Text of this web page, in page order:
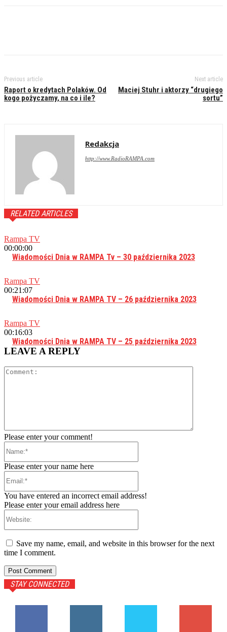
Previous article
Raport o kredytach Polaków. Od
kogo pożyczamy, na co i ile?
Next article
Maciej Stuhr i aktorzy “drugiego
sortu”
Redakcja
http://www.RadioRAMPA.com
RELATED ARTICLES
Rampa TV
00:00:00
Wiadomości Dnia w RAMPA Tv – 30 października 2023
Rampa TV
00:21:07
Wiadomości Dnia w RAMPA TV – 26 października 2023
Rampa TV
00:16:03
Wiadomości Dnia w RAMPA TV – 25 października 2023
LEAVE A REPLY
Please enter your comment!
Please enter your name here
You have entered an incorrect email address!
Please enter your email address here
Save my name, email, and website in this browser for the next
time I comment.
STAY CONNECTED